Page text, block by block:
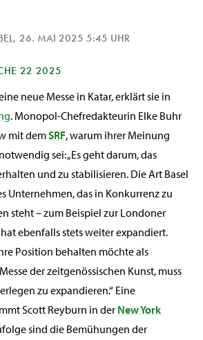
, 26. MAI 2025 5:45 UHR
22 2025
neue Messe in Katar, erklärt sie in
. Monopol-Chefredakteurin Elke Buhr
mit demSRF, warum ihrer Meinung
sei: „Es geht darum, das
und zu stabilisieren. Die Art Basel
Unternehmen, das in Konkurrenz zu
steht – zum Beispiel zur Londoner
hat ebenfalls stets weiter expandiert.
Position behalten möchte als
der zeitgenössischen Kunst, muss
zu expandieren.“ Eine
Scott Reyburn in der New York
sind die Bemühungen der